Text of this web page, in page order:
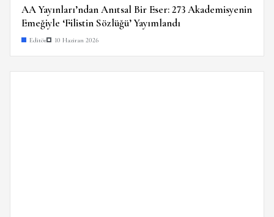
AA Yayınları’ndan Anıtsal Bir Eser: 273 Akademisyenin
Emeğiyle ‘Filistin Sözlüğü’ Yayımlandı
Editör 10 Haziran 2026